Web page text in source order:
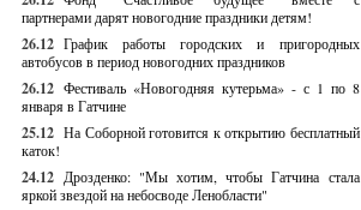
партнерами дарят новогодние праздники детям!
26.12 График работы городских и пригородных
автобусов в период новогодних праздников
26.12 Фестиваль «Новогодняя кутерьма» - с 1 по 8
января в Гатчине
25.12 На Соборной готовится к открытию бесплатный
каток!
24.12 Дрозденко: "Мы хотим, чтобы Гатчина стала
яркой звездой на небосводе Ленобласти"